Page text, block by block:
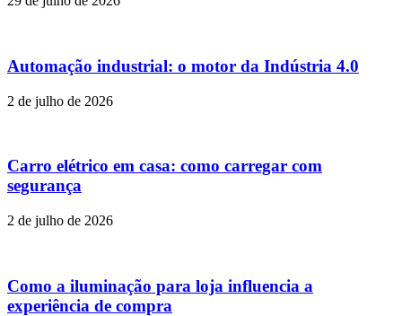
Automação industrial: o motor da Indústria 4.0
2 de julho de 2026
Carro elétrico em casa: como carregar com
segurança
2 de julho de 2026
Como a iluminação para loja influencia a
experiência de compra